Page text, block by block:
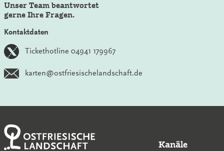
Unser Team beantwortet
gerne Ihre Fragen.
Kontaktdaten
Tickethotline 04941 179967
karten@ostfriesischelandschaft.de
Kanäle